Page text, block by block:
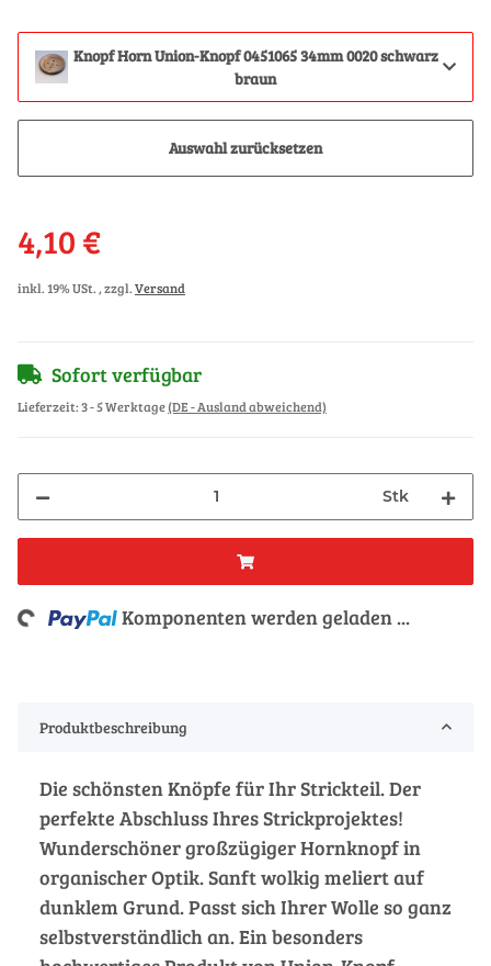
Knopf Horn Union-Knopf 0451065 34mm 0020 schwarz
braun
Auswahl zurücksetzen
4,10 €
inkl. 19% USt. , zzgl.Versand
Sofort verfügbar
Lieferzeit:3 - 5 Werktage(DE - Ausland abweichend)
Stk
Komponenten werden geladen ...
Produktbeschreibung
Die schönsten Knöpfe für Ihr Strickteil. Der
perfekte Abschluss Ihres Strickprojektes!
Wunderschöner großzügiger Hornknopf in
organischer Optik. Sanft wolkig meliert auf
dunklem Grund. Passt sich Ihrer Wolle so ganz
selbstverständlich an. Ein besonders